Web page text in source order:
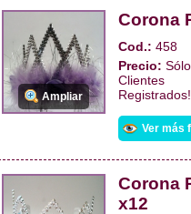
Ampliar
Corona
Cod.: 458
Precio:
Clientes
Registrados!
Ver más
Corona
x12